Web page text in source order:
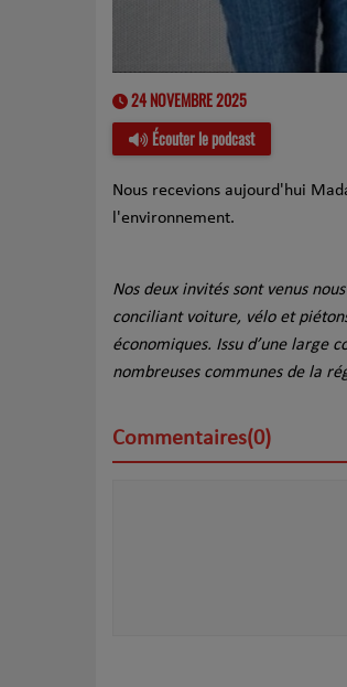
24 NOVEMBRE 2025
Écouter le podcast
Nous recevions aujourd'hui
l'environnement.
Nos deux invités sont venus
conciliant voiture, vélo et
économiques. Issu d’une large
nombreuses communesde la
Commentaires(0)